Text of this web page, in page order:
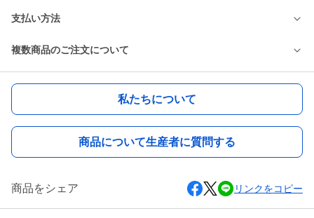
支払い方法
複数商品のご注文について
私たちについて
商品について生産者に質問する
商品をシェア リンクをコピー